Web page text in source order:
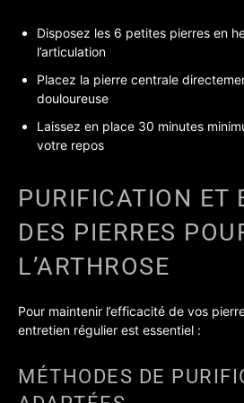
Disposez les 6 petites pierres en
l’articulation
Placez la pierre centrale
douloureuse
Laissez en place 30 minutes
votre repos
PURIFICATION ET
DES PIERRES
L’ARTHROSE
Pour maintenir l’efficacité de vos
entretien régulier est essentiel :
MÉTHODES DE